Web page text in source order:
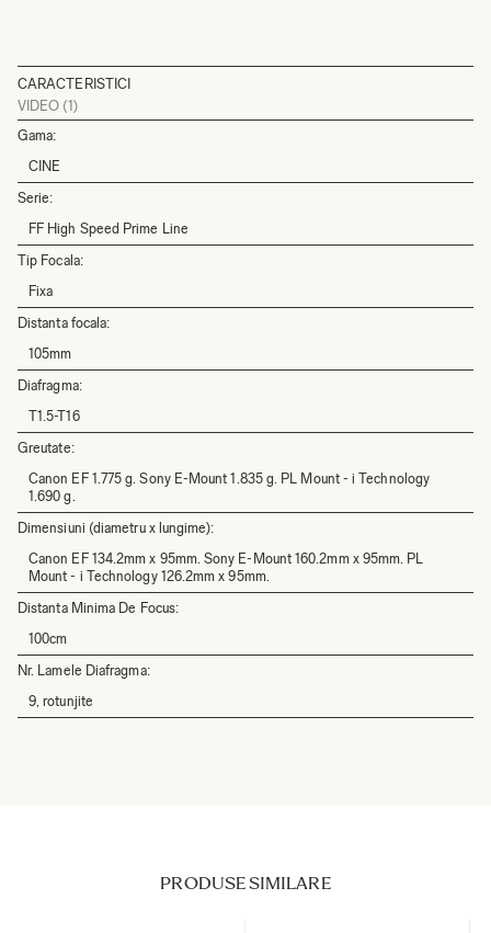
CARACTERISTICI
VIDEO (1)
Gama:
CINE
Serie:
FF High Speed Prime Line
Tip Focala:
Fixa
Distanta focala:
105mm
Diafragma:
T1.5-T16
Greutate:
Canon EF 1.775 g. Sony E-Mount 1.835 g. PL Mount - i Technology
1.690 g.
Dimensiuni (diametru x lungime):
Canon EF 134.2mm x 95mm. Sony E-Mount 160.2mm x 95mm. PL
Mount - i Technology 126.2mm x 95mm.
Distanta Minima De Focus:
100cm
Nr. Lamele Diafragma:
9, rotunjite
PRODUSE SIMILARE